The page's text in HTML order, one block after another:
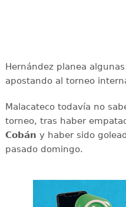
Hernández planea
apostando al torneo
Malacateco todavía no
torneo, tras haber
Cobán y haber sido
pasado domingo.